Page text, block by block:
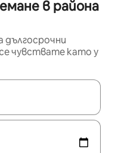
в района
чувствате като у
използвайте